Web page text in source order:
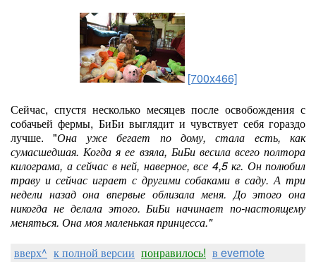
[700x466]
Сейчас, спустя несколько месяцев после освобождения с
собачьей фермы, БиБи выглядит и чувствует себя гораздо
лучше. "Она уже бегает по дому, стала есть, как
сумасшедшая. Когда я ее взяла, БиБи весила всего полтора
килограма, а сейчас в ней, наверное, все 4,5 кг. Он полюбил
траву и сейчас играет с другими собаками в саду. А три
недели назад она впервые облизала меня. До этого она
никогда не делала этого. БиБи начинает по-настоящему
меняться. Она моя маленькая принцесса."
вверх^ к полной версии понравилось! в evernote